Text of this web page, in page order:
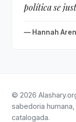
política se
— Hannah
© 2026
sabedoria humana,
catalogada.